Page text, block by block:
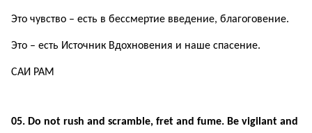
Это чувство – есть в бессмертие введение, благоговение.
Это – есть Источник Вдохновения и наше спасение.
САИ РАМ
05. Do not rush and sсramble, fret and fume. Be vigilant and